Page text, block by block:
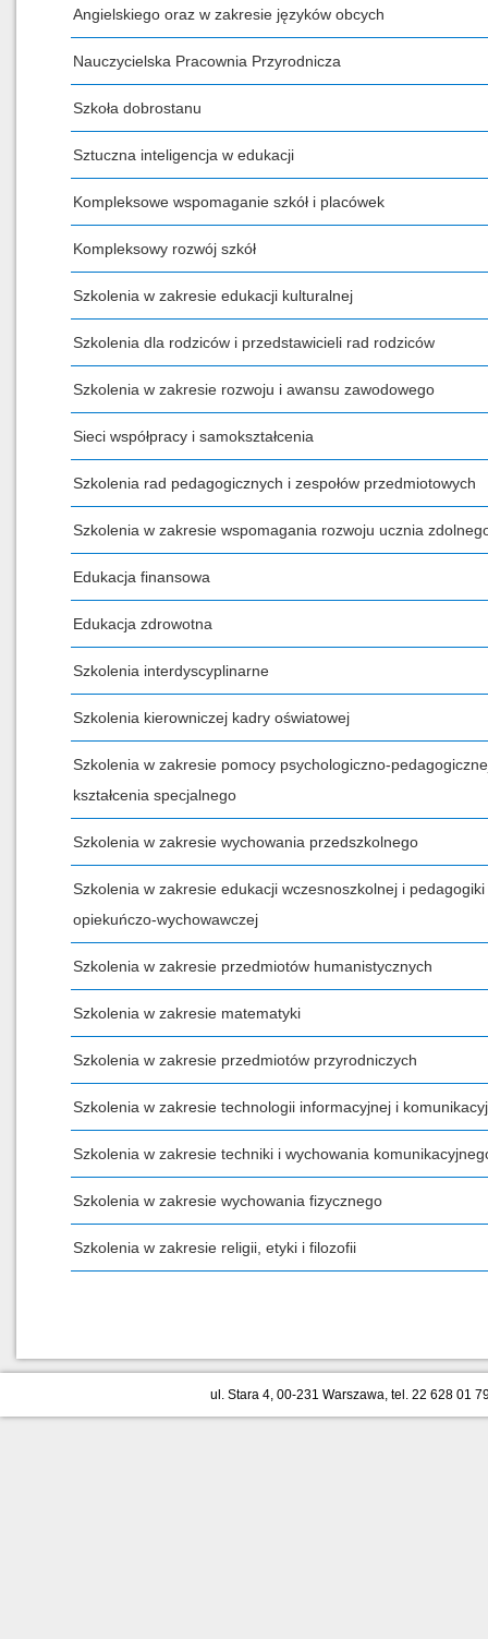
Angielskiego oraz w zakresie języków obcych
Nauczycielska Pracownia Przyrodnicza
Szkoła dobrostanu
Sztuczna inteligencja w edukacji
Kompleksowe wspomaganie szkół i placówek
Kompleksowy rozwój szkół
Szkolenia w zakresie edukacji kulturalnej
Szkolenia dla rodziców i przedstawicieli rad rodziców
Szkolenia w zakresie rozwoju i awansu zawodowego
Sieci współpracy i samokształcenia
Szkolenia rad pedagogicznych i zespołów przedmiotowych
Szkolenia w zakresie wspomagania rozwoju ucznia
Edukacja finansowa
Edukacja zdrowotna
Szkolenia interdyscyplinarne
Szkolenia kierowniczej kadry oświatowej
Szkolenia w zakresie pomocy psychologiczno-
kształcenia specjalnego
Szkolenia w zakresie wychowania przedszkolnego
Szkolenia w zakresie edukacji wczesnoszkolnej i pedagogiki
opiekuńczo-wychowawczej
Szkolenia w zakresie przedmiotów humanistycznych
Szkolenia w zakresie matematyki
Szkolenia w zakresie przedmiotów przyrodniczych
Szkolenia w zakresie technologii informacyjnej i
Szkolenia w zakresie techniki i wychowania
Szkolenia w zakresie wychowania fizycznego
Szkolenia w zakresie religii, etyki i filozofii
ul. Stara 4, 00-231 Warszawa, tel. 22 628 01